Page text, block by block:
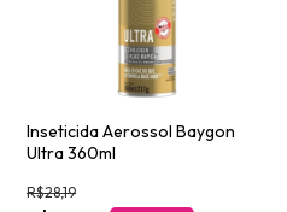
Inseticida Aerossol Baygon
Ultra 360ml
R$28,19